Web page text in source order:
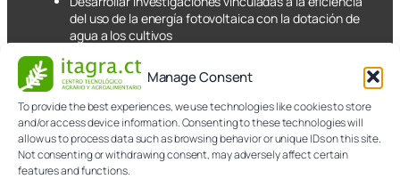
Manage Consent
To provide the best experiences, we use technologies like cookies to store
and/or access device information. Consenting to these technologies will
allow us to process data such as browsing behavior or unique IDs on this site.
Not consenting or withdrawing consent, may adversely affect certain
features and functions.
del uso de la energía fotovoltaica con la dotación de
agua a los cultivos